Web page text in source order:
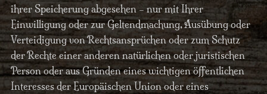
ihrer Speicherung abgesehen – nur mit Ihrer
Einwilligung oder zur Geltendmachung, Ausübung oder
Verteidigung von Rechtsansprüchen oder zum Schutz
der Rechte einer anderen natürlichen oder juristischen
Person oder aus Gründen eines wichtigen öffentlichen
Interesses der Europäischen Union oder eines